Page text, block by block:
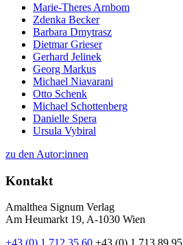
Marie-Theres Arnbom
Zdenka Becker
Barbara Dmytrasz
Dietmar Grieser
Gerhard Jelinek
Georg Markus
Michael Niavarani
Otto Schenk
Michael Schottenberg
Danielle Spera
Ursula Vybiral
zu den Autor:innen
Kontakt
Amalthea Signum Verlag
Am Heumarkt 19, A-1030 Wien